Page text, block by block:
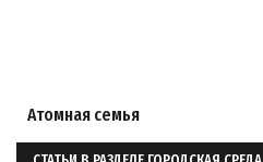
Атомная семья